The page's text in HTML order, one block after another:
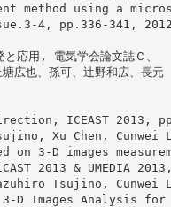
method using a
4, pp.336-341,
応用, 電気学会論文誌Ｃ、
也、孫可、辻野和広、長元
ICEAST 2013,
Xu Chen, Cunwei
on 3-D images
2013 & UMEDIA
Tsujino, Cunwei
3-D Images Analysis